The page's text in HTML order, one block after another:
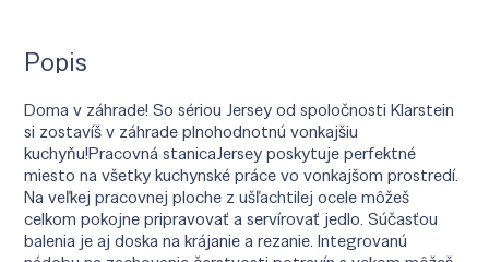
Popis
Doma v záhrade! So sériou Jersey od spoločnosti Klarstein
si zostavíš v záhrade plnohodnotnú vonkajšiu
kuchyňu!Pracovná stanicaJersey poskytuje perfektné
miesto na všetky kuchynské práce vo vonkajšom prostredí.
Na veľkej pracovnej ploche z ušľachtilej ocele môžeš
celkom pokojne pripravovať a servírovať jedlo. Súčasťou
balenia je aj doska na krájanie a rezanie. Integrovanú